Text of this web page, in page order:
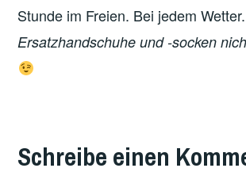
Stunde im Freien. Bei jedem Wetter.
Ersatzhandschuhe und -socken
FEATURED
Schreibe einen